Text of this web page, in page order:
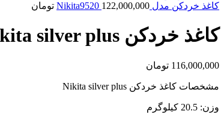
کاغذ خردکن مدل Nikita9520 122,000,000 تومان
کاغذ خردکن Nikita silver plus
116,000,000 تومان
مشخصات کاغذ خردکن Nikita silver plus
وزن: 20.5 کیلوگرم